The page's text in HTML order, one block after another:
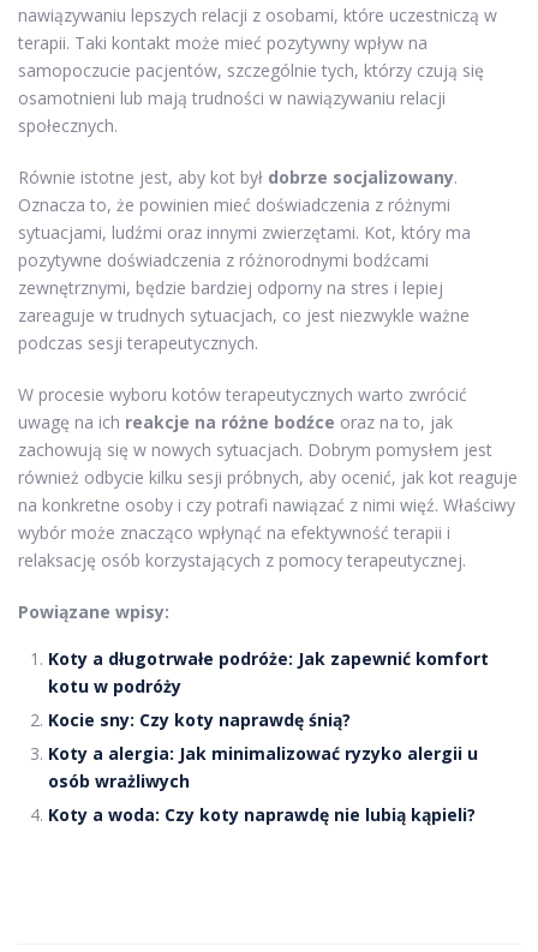
nawiązywaniu lepszych relacji z osobami, które uczestniczą w
terapii. Taki kontakt może mieć pozytywny wpływ na
samopoczucie pacjentów, szczególnie tych, którzy czują się
osamotnieni lub mają trudności w nawiązywaniu relacji
społecznych.
Równie istotne jest, aby kot był dobrze socjalizowany.
Oznacza to, że powinien mieć doświadczenia z różnymi
sytuacjami, ludźmi oraz innymi zwierzętami. Kot, który ma
pozytywne doświadczenia z różnorodnymi bodźcami
zewnętrznymi, będzie bardziej odporny na stres i lepiej
zareaguje w trudnych sytuacjach, co jest niezwykle ważne
podczas sesji terapeutycznych.
W procesie wyboru kotów terapeutycznych warto zwrócić
uwagę na ich reakcje na różne bodźce oraz na to, jak
zachowują się w nowych sytuacjach. Dobrym pomysłem jest
również odbycie kilku sesji próbnych, aby ocenić, jak kot reaguje
na konkretne osoby i czy potrafi nawiązać z nimi więź. Właściwy
wybór może znacząco wpłynąć na efektywność terapii i
relaksację osób korzystających z pomocy terapeutycznej.
Powiązane wpisy:
Koty a długotrwałe podróże: Jak zapewnić komfort
kotu w podróży
Kocie sny: Czy koty naprawdę śnią?
Koty a alergia: Jak minimalizować ryzyko alergii u
osób wrażliwych
Koty a woda: Czy koty naprawdę nie lubią kąpieli?